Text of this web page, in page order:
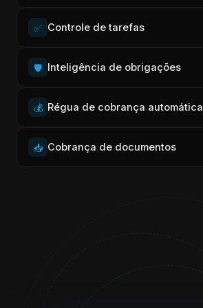
✅ Controle de tarefas
🛡️ Inteligência de obrigações
💰 Régua de cobrança automática
📥 Cobrança de documentos